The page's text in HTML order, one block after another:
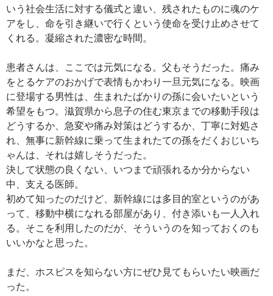
いう社会生活に対する儀式と違い、残されたものに魂のケ
アをし、命を引き継いで行くという使命を受け止めさせて
くれる。凝縮された濃密な時間。
患者さんは、ここでは元気になる。父もそうだった。痛み
をとるケアのおかげで表情もかわり一旦元気になる。映画
に登場する男性は、生まれたばかりの孫に会いたいという
希望をもつ。滋賀県から息子の住む東京までの移動手段は
どうするか、急変や痛み対策はどうするか、丁寧に対処さ
れ、無事に新幹線に乗って生まれたての孫をだくおじいち
ゃんは、それは嬉しそうだった。
決して状態の良くない、いつまで頑張れるか分からない
中、支える医師。
初めて知ったのだけど、新幹線には多目的室というのがあ
って、移動中横になれる部屋があり、付き添いも一人入れ
る。そこを利用したのだが、そういうのを知っておくのも
いいかなと思った。
まだ、ホスピスを知らない方にぜひ見てもらいたい映画だ
った。